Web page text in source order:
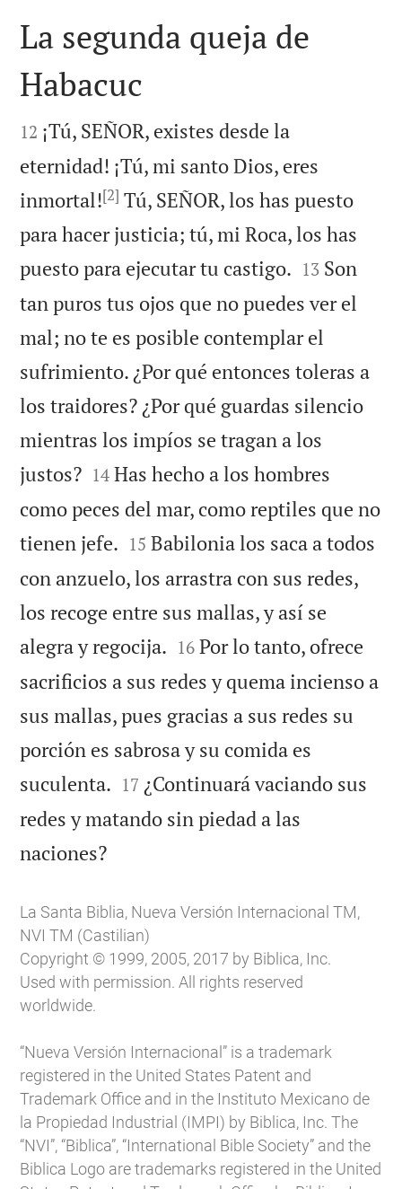

La segunda queja de
Habacuc

12 ¡Tú, SEÑOR, existes desde la
eternidad! ¡Tú, mi santo Dios, eres
inmortal![2] Tú, SEÑOR, los has puesto
para hacer justicia; tú, mi Roca, los has
puesto para ejecutar tu castigo. 

13 Son
tan puros tus ojos que no puedes ver el
mal; no te es posible contemplar el
sufrimiento. ¿Por qué entonces toleras a
los traidores? ¿Por qué guardas silencio
mientras los impíos se tragan a los
justos?
14 Has hecho a los hombres
como peces del mar, como reptiles que no
tienen jefe. 

15 Babilonia los saca a todos
con anzuelo, los arrastra con sus redes,
los recoge entre sus mallas, y así se
alegra y regocija. 

16 Por lo tanto, ofrece
sacrificios a sus redes y quema incienso a
sus mallas, pues gracias a sus redes su
porción es sabrosa y su comida es
suculenta. 

17 ¿Continuará vaciando sus
redes y matando sin piedad a las
naciones?
La Santa Biblia, Nueva Versión Internacional TM,
NVI TM (Castilian)
Copyright © 1999, 2005, 2017 by Biblica, Inc.
Used with permission. All rights reserved
worldwide.
“Nueva Versión Internacional” is a trademark
registered in the United States Patent and
Trademark Office and in the Instituto Mexicano de
la Propiedad Industrial (IMPI) by Biblica, Inc. The
“NVI”, “Biblica”, “International Bible Society” and the
Biblica Logo are trademarks registered in the United